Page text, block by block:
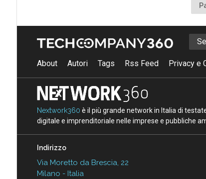
About Autori Tags Rss Feed Privacy e
Nextwork360 è il più grande network in Italia di
digitale e imprenditoriale nelle imprese e pubbliche
Indirizzo
Via Moretto da Brescia, 22
Milano - Italia